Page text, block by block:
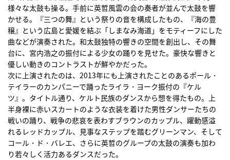
様々な太鼓も操る。手前に英哲風雲の会の奏者が並んで太鼓を響
かせる。『三つの舞』という祭りの音を構成したもの、『海の豊
穣』という広島と愛媛を結ぶ「しまなみ海道」をモティーフにした
曲などが演奏された。和太鼓独特の響きの空間を創出し、その舞
台に、宮内浩之の振付による少女の踊りを見せた。豪快な響きと
優しい動きのコントラストが鮮やかだった。
次に上演されたのは、2013年にも上演されたことのあるポール・
テイラーのカンパニーで踊ったライラ・ヨーク振付の『ケル
ツ』。タイトル通り、ケルト民族のダンスから想を得たもの。上
半身裸に赤いスカートのような衣装を着けた男性ダンサーたちの
戦いの踊り、戦争の悲哀を表わすブラウンのカップル、躍動感溢
れるレッドカップル、見事なステップを踏むグリーンマン、そして
コール・ド・バレエ、さらに英哲のグループの太鼓の演奏も加わ
り若々しく活力あるダンスだった。